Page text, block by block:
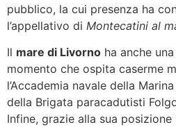
pubblico, la cui presenza ha
l’appellativo di Montecatini al
Il mare di Livorno ha anche
momento che ospita caserme
l’Accademia navale della
della Brigata paracadutisti
Infine, grazie alla sua